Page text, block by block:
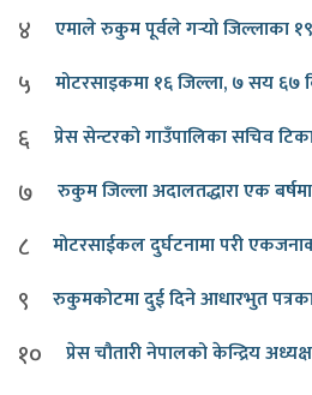
४ एमाले रुकुम पूर्वले गर्‍यो जिल्लाका
५ मोटरसाइकमा १६ जिल्ला, ७ सय ६७
६ प्रेस सेन्टरको गाउँपालिका सचिव
७ रुकुम जिल्ला अदालतद्धारा एक
८ मोटरसाईकल दुर्घटनामा परी
९ रुकुमकोटमा दुई दिने आधारभुत
१० प्रेस चौतारी नेपालको केन्द्रिय